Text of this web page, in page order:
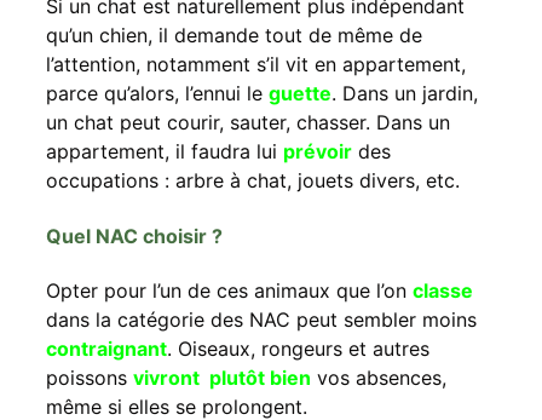
Si un chat est naturellement plus indépendant
qu’un chien, il demande tout de même de
l’attention, notamment s’il vit en appartement,
parce qu’alors, l’ennui le guette. Dans un jardin,
un chat peut courir, sauter, chasser. Dans un
appartement, il faudra lui prévoir des
occupations : arbre à chat, jouets divers, etc.
Quel NAC choisir ?
Opter pour l’un de ces animaux que l’on classe
dans la catégorie des NAC peut sembler moins
contraignant. Oiseaux, rongeurs et autres
poissons vivront plutôt bien vos absences,
même si elles se prolongent.